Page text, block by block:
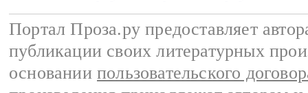
Портал Проза.ру предоставляет
публикации своих литературных
основании пользовательского